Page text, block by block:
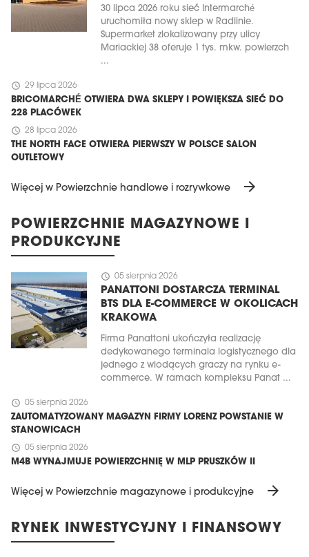
30 lipca 2026 roku sieć Intermarché
uruchomiła nowy sklep w Radlinie.
Supermarket zlokalizowany przy ulicy
Mariackiej 38 oferuje 1 tys. mkw. powierzch
...
schedule 29 lipca 2026
BRICOMARCHÉ OTWIERA DWA SKLEPY I POWIĘKSZA SIEĆ DO
228 PLACÓWEK
schedule 28 lipca 2026
THE NORTH FACE OTWIERA PIERWSZY W POLSCE SALON
OUTLETOWY
Więcej w Powierzchnie handlowe i rozrywkowe arrow_forward
POWIERZCHNIE MAGAZYNOWE I
PRODUKCYJNE
schedule 05 sierpnia 2026
PANATTONI DOSTARCZA TERMINAL
BTS DLA E-COMMERCE W OKOLICACH
KRAKOWA
Firma Panattoni ukończyła realizację
dedykowanego terminala logistycznego dla
jednego z wiodących graczy na rynku e-
commerce. W ramach kompleksu Panat ...
schedule 05 sierpnia 2026
ZAUTOMATYZOWANY MAGAZYN FIRMY LORENZ POWSTANIE W
STANOWICACH
schedule 05 sierpnia 2026
M4B WYNAJMUJE POWIERZCHNIĘ W MLP PRUSZKÓW II
Więcej w Powierzchnie magazynowe i produkcyjne arrow_forward
RYNEK INWESTYCYJNY I FINANSOWY